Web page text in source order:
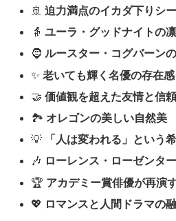
🚢迫力満点のイカダ下りシ
👵ユーラ・グッドナイトの
🧔ルースター・コグバーン
✨老いても輝く名優の存在感
🤝価値観を超えた友情と信
🏞️ オレゴンの美しい自然美
💡
「人は変われる」という
🎶 ローレンス・ローゼンタ
🏆 アカデミー賞俳優が再演
💖 ロマンスと人間ドラマの